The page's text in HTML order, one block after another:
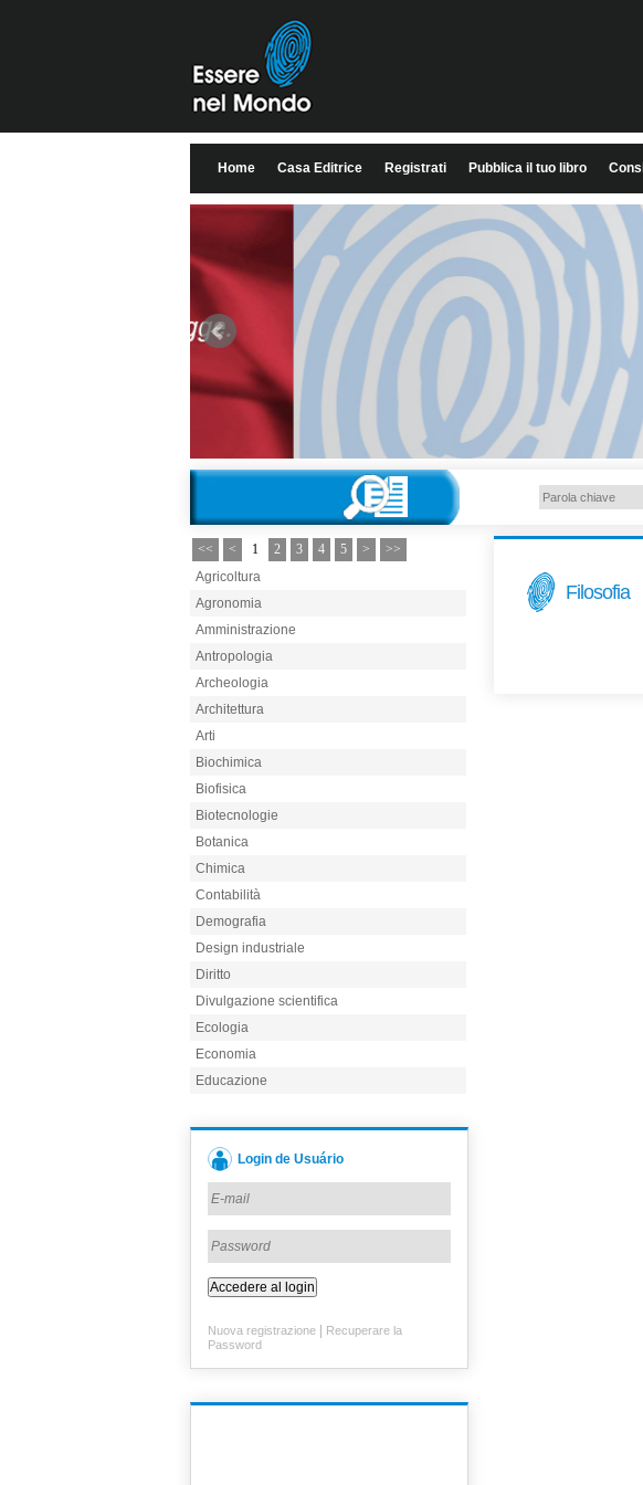
Home Casa Editrice Registrati Pubblica il tuo libro
<< < 1 2 3 4 5 >
>>
Agricoltura
Agronomia
Amministrazione
Antropologia
Archeologia
Architettura
Arti
Biochimica
Biofisica
Biotecnologie
Botanica
Chimica
Contabilità
Demografia
Design industriale
Diritto
Divulgazione scientifica
Ecologia
Economia
Educazione
Login de Usuário
Nuova registrazione
Recuperare la
Password
Filosofia